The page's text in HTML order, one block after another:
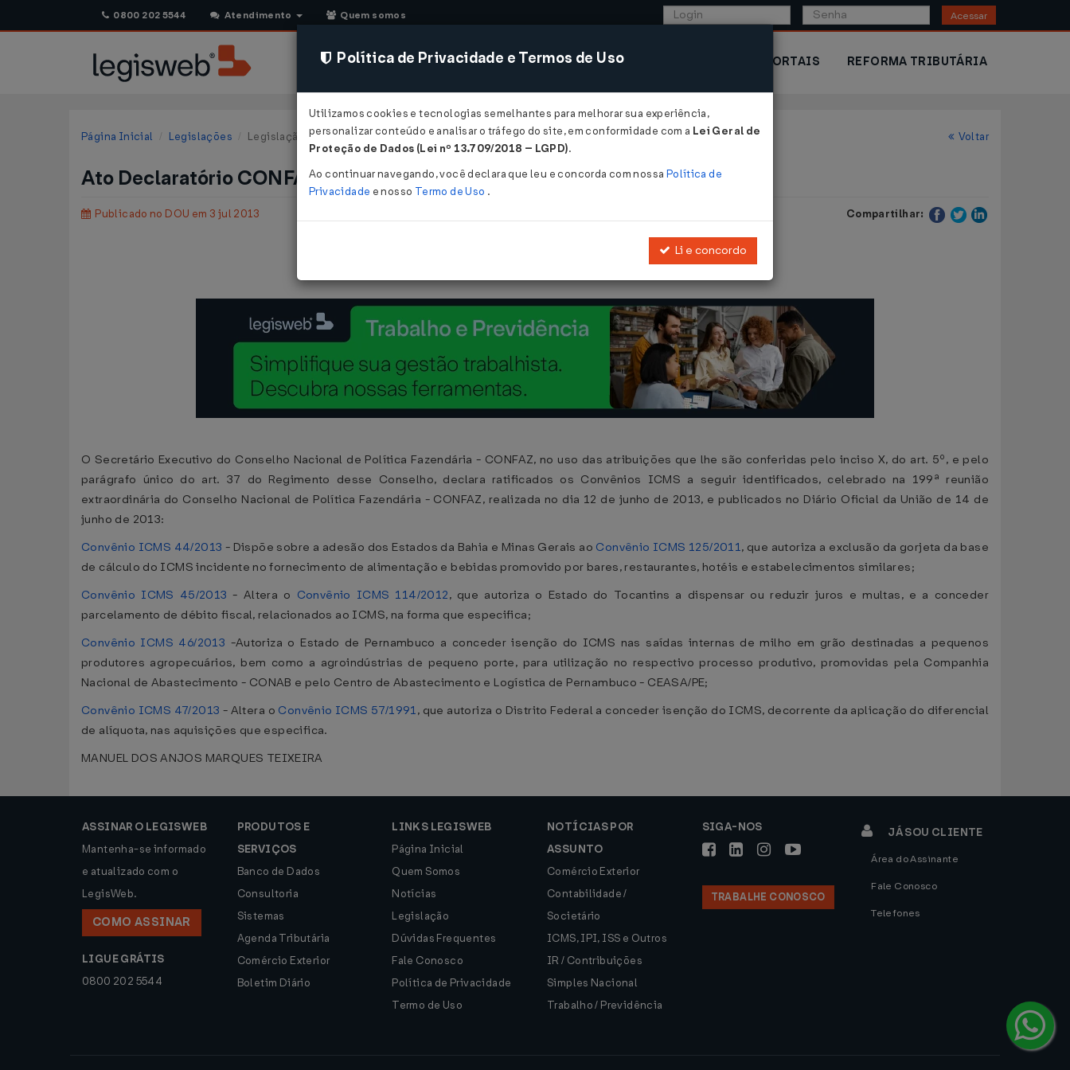
0800 202 5544 Atendimento Quem somos Acessar
CONSULTORIA SISTEMAS COMÉRCIO EXTERIOR PORTAIS REFORMA TRIBUTÁRIA
Página Inicial Legislações Legislação Federal Voltar
Ato Declaratório CONFAZ/SE Nº 11 DE 02/07/2013
Publicado no DOU em 3 jul 2013 Compartilhar:
Ratifica os Convênios ICMS 44/2013, 45/2013, 46/2013 e 47/2013.
O Secretário Executivo do Conselho Nacional de Política Fazendária - CONFAZ, no uso das atribuições que lhe são conferidas pelo inciso X, do art. 5º, e pelo
parágrafo único do art. 37 do Regimento desse Conselho, declara ratificados os Convênios ICMS a seguir identificados, celebrado na 199ª reunião
extraordinária do Conselho Nacional de Política Fazendária - CONFAZ, realizada no dia 12 de junho de 2013, e publicados no Diário Oficial da União de 14 de
junho de 2013:
Convênio ICMS 44/2013 - Dispõe sobre a adesão dos Estados da Bahia e Minas Gerais ao Convênio ICMS 125/2011, que autoriza a exclusão da gorjeta da base
de cálculo do ICMS incidente no fornecimento de alimentação e bebidas promovido por bares, restaurantes, hotéis e estabelecimentos similares;
Convênio ICMS 45/2013 - Altera o Convênio ICMS 114/2012, que autoriza o Estado do Tocantins a dispensar ou reduzir juros e multas, e a conceder
parcelamento de débito fiscal, relacionados ao ICMS, na forma que especifica;
Convênio ICMS 46/2013 -Autoriza o Estado de Pernambuco a conceder isenção do ICMS nas saídas internas de milho em grão destinadas a pequenos
produtores agropecuários, bem como a agroindústrias de pequeno porte, para utilização no respectivo processo produtivo, promovidas pela Companhia
Nacional de Abastecimento - CONAB e pelo Centro de Abastecimento e Logística de Pernambuco - CEASA/PE;
Convênio ICMS 47/2013 - Altera o Convênio ICMS 57/1991, que autoriza o Distrito Federal a conceder isenção do ICMS, decorrente da aplicação do diferencial
de alíquota, nas aquisições que especifica.
MANUEL DOS ANJOS MARQUES TEIXEIRA
ASSINAR O LEGISWEB
Mantenha-se informado
e atualizado com o
LegisWeb.
COMO ASSINAR
LIGUE GRÁTIS
0800 202 5544
PRODUTOS E
SERVIÇOS
Banco de Dados
Consultoria
Sistemas
Agenda Tributária
Comércio Exterior
Boletim Diário
LINKS LEGISWEB
Página Inicial
Quem Somos
Notícias
Legislação
Dúvidas Frequentes
Fale Conosco
Política de Privacidade
Termo de Uso
NOTÍCIAS POR
ASSUNTO
Comércio Exterior
Contabilidade /
Societário
ICMS, IPI, ISS e Outros
IR / Contribuições
Simples Nacional
Trabalho / Previdência
SIGA-NOS
TRABALHE CONOSCO
JÁ SOU CLIENTE
Área do Assinante
Fale Conosco
Telefones
Política de Privacidade e Termos de Uso
Utilizamos cookies e tecnologias semelhantes para melhorar sua experiência,
personalizar conteúdo e analisar o tráfego do site, em conformidade com a Lei Geral de
Proteção de Dados (Lei nº 13.709/2018 – LGPD).
Ao continuar navegando, você declara que leu e concorda com nossa Política de
Privacidade e nosso Termo de Uso .
Li e concordo